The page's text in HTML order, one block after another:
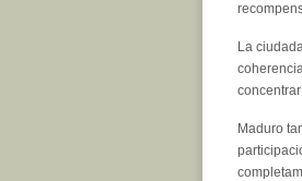
La
Maduro